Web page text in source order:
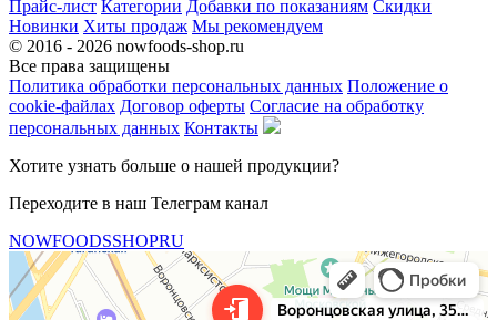
Прайс-лист Категории Добавки по показаниям Скидки
Новинки Хиты продаж Мы рекомендуем
© 2016 - 2026 nowfoods-shop.ru
Все права защищены
Политика обработки персональных данных Положение о
cookie-файлах Договор оферты Согласие на обработку
персональных данных Контакты
Хотите узнать больше о нашей продукции?
Переходите в наш Телеграм канал
NOWFOODSSHOPRU